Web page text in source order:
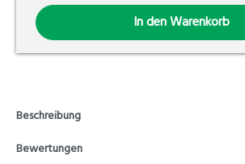
In den Warenkorb
Beschreibung
Bewertungen